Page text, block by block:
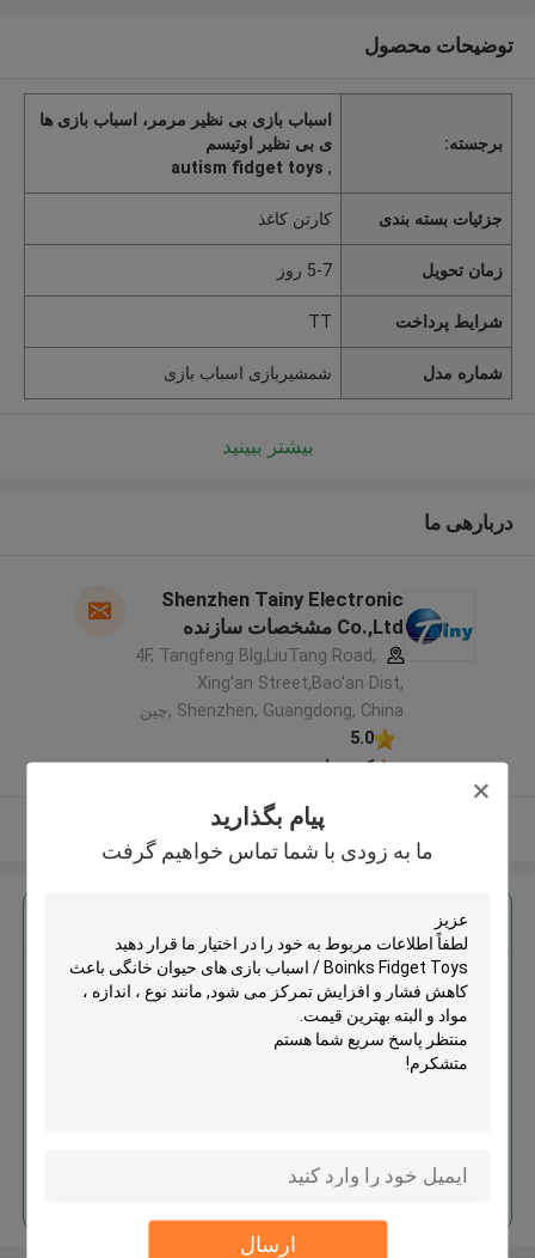
پیام بگذارید
ما به زودی با شما تماس خواهیم گرفت
ارسال
توضیحات محصول
برجسته:
اسباب بازی بی نظیر مرمر، اسباب بازی ها
ی بی نظیر اوتیسم
,
autism fidget toys
جزئیات بسته بندی کارتن کاغذ
زمان تحویل 5-7 روز
شرایط پرداخت TT
شماره مدل شمشیربازی اسباب بازی
بیشتر ببینید
دربارهی ما
Shenzhen Tainy Electronic
Co.,Ltd مشخصات سازنده
4F, Tangfeng Blg,LiuTang Road,
Xing'an Street,Bao'an Dist,
Shenzhen, Guangdong, China ,چین
5.0
کننده تایید شده
بیشتر ببینید
Boinks Fidget Toys / اسباب بازی
های حیوان خانگی باعث کاهش فشار
و افزایش تمرکز می شود
ادامه هید